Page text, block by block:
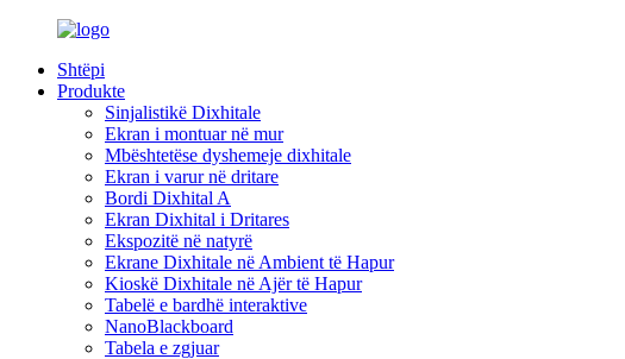
Shtëpi
Produkte
Sinjalistikë Dixhitale
Ekran i montuar në mur
Mbështetëse dyshemeje dixhitale
Ekran i varur në dritare
Bordi Dixhital A
Ekran Dixhital i Dritares
Ekspozitë në natyrë
Ekrane Dixhitale në Ambient të Hapur
Kioskë Dixhitale në Ajër të Hapur
Tabelë e bardhë interaktive
NanoBlackboard
Tabela e zgjuar